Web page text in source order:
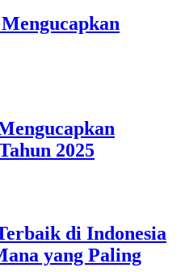
2025
di Indonesia
yang Paling